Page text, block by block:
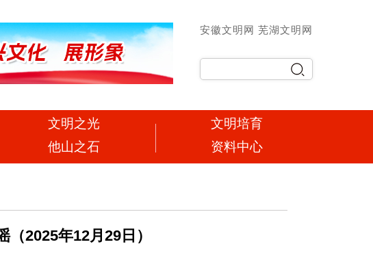
安徽文明网 芜湖文明网
文明之光
他山之石
文明培育
资料中心
2025年12月29日）